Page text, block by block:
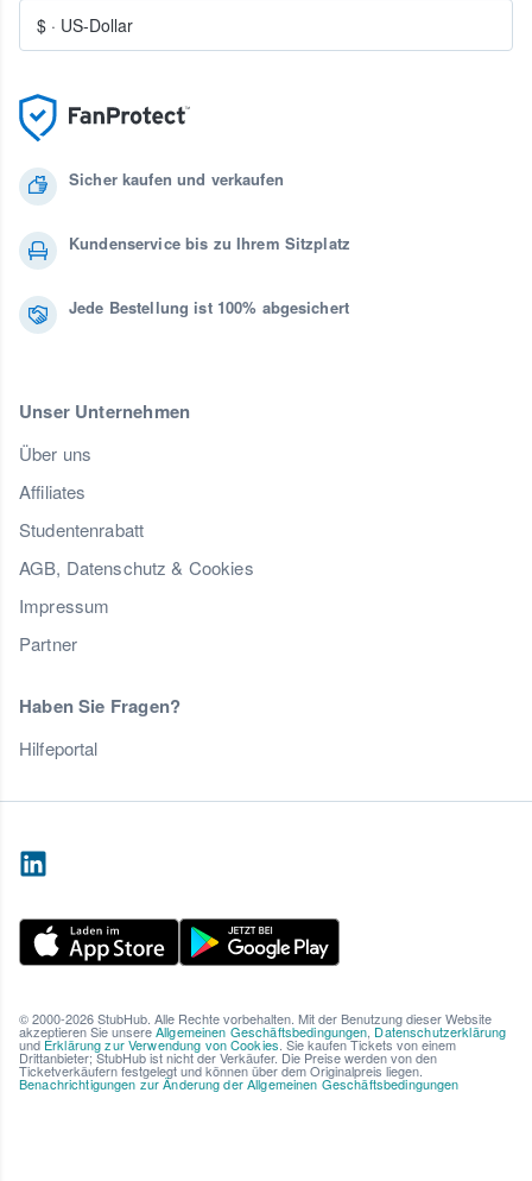
Sicher kaufen und verkaufen
Kundenservice bis zu Ihrem Sitzplatz
Jede Bestellung ist 100% abgesichert
Unser Unternehmen
Über uns
Affiliates
Studentenrabatt
AGB, Datenschutz & Cookies
Impressum
Partner
Haben Sie Fragen?
Hilfeportal
$ · US-Dollar
© 2000-2026 StubHub. Alle Rechte vorbehalten. Mit der Benutzung dieser Website
akzeptieren Sie unsereAllgemeinen Geschäftsbedingungen, Datenschutzerklärung
und Erklärung zur Verwendung von Cookies. Sie kaufen Tickets von einem
Drittanbieter; StubHub ist nicht der Verkäufer. Die Preise werden von den
Ticketverkäufern festgelegt und können über dem Originalpreis liegen.
Benachrichtigungen zur Änderung der Allgemeinen Geschäftsbedingungen